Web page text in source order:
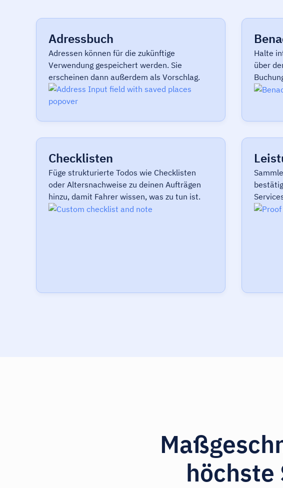
Adressbuch
Adressen können für die zukünftige
Verwendung gespeichert werden. Sie
erscheinen dann außerdem als Vorschlag.
Halte
über
Checklisten
Füge strukturierte Todos wie Checklisten
oder Altersnachweise zu deinen Aufträgen
hinzu, damit Fahrer wissen, was zu tun ist.
höchste